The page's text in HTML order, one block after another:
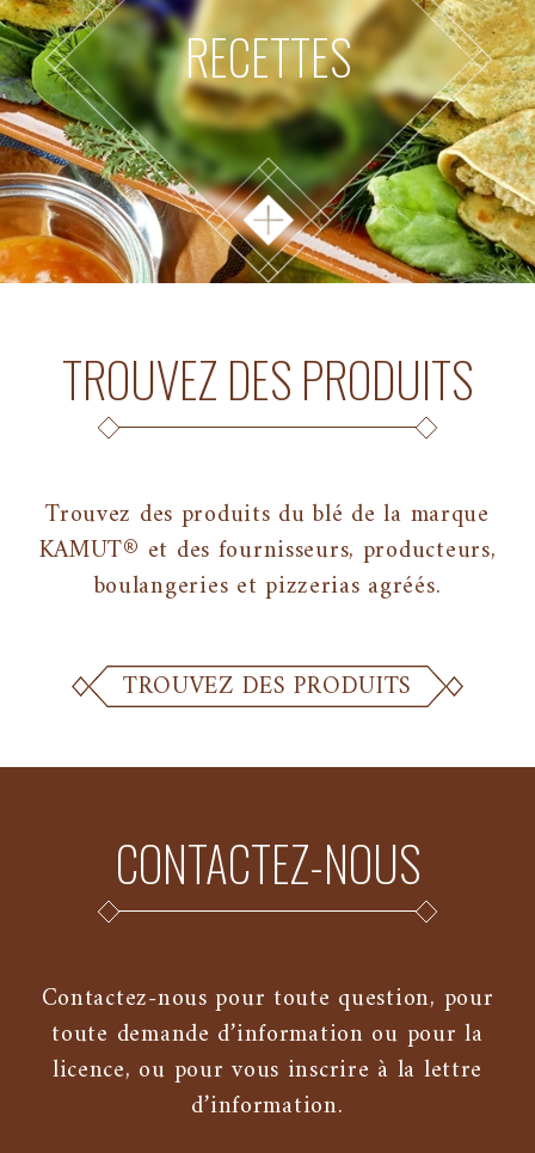
RECETTES
TROUVEZ DES PRODUITS
Trouvez des produits du blé de la marque
KAMUT® et des fournisseurs, producteurs,
boulangeries et pizzerias agréés.
TROUVEZ DES PRODUITS
CONTACTEZ-NOUS
Contactez-nous pour toute question, pour
toute demande d’information ou pour la
licence, ou pour vous inscrire à la lettre
d’information.